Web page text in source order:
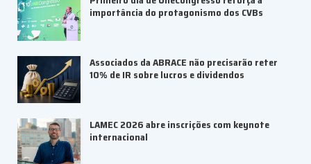
importância do protagonismo dos CVBs
Associados da ABRACE não precisarão reter
10% de IR sobre lucros e dividendos
LAMEC 2026 abre inscrições com keynote
internacional